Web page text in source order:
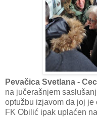
Pevačica Svetlana -
na jučerašnjem
optužbu izjavom da joj je
FK Obilić ipak uplaćen